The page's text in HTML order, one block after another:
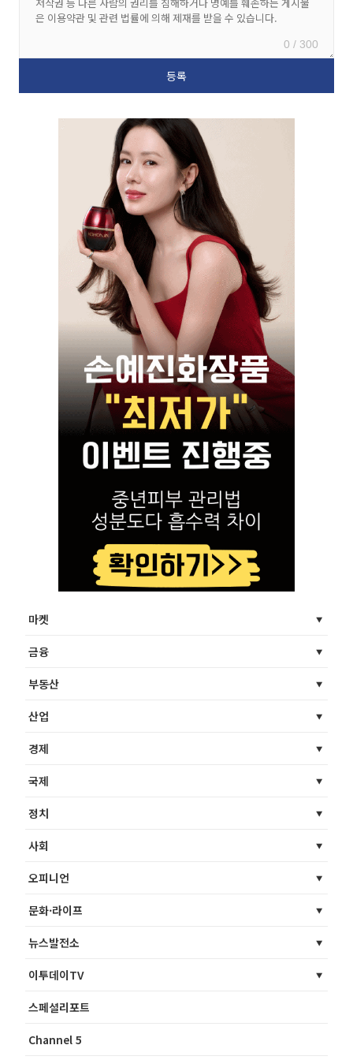
0 / 300
마켓
금융
부동산
산업
경제
국제
정치
사회
오피니언
문화·라이프
뉴스발전소
이투데이TV
스페셜리포트
Channel 5